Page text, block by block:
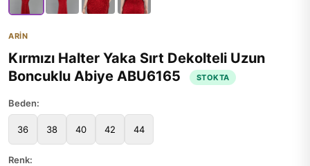
ARİN
Kırmızı Halter Yaka Sırt Dekolteli Uzun
Boncuklu Abiye ABU6165
STOKTA
Beden:
36 38 40 42 44
Renk: